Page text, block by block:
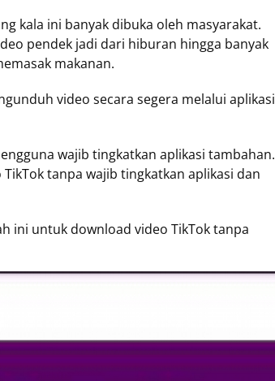
Mute
kala ini banyak dibuka oleh masyarakat.
pendek jadi dari hiburan hingga banyak
makanan.
video secara segera melalui aplikasi
wajib tingkatkan aplikasi tambahan.
tanpa wajib tingkatkan aplikasi dan
ini untuk download video TikTok tanpa